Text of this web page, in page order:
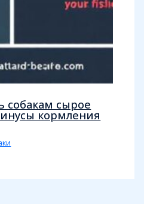
собакам сырое
кормления